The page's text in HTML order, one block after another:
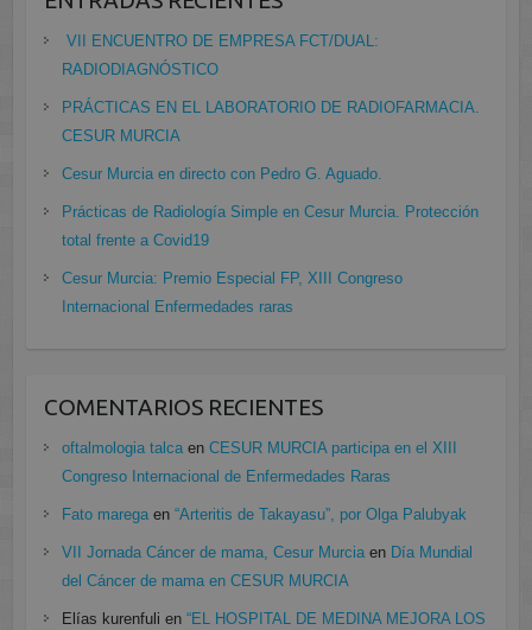
VII ENCUENTRO DE EMPRESA FCT/DUAL:
RADIODIAGNÓSTICO
PRÁCTICAS EN EL LABORATORIO DE RADIOFARMACIA.
CESUR MURCIA
Cesur Murcia en directo con Pedro G. Aguado.
Prácticas de Radiología Simple en Cesur Murcia. Protección
total frente a Covid19
Cesur Murcia: Premio Especial FP, XIII Congreso
Internacional Enfermedades raras
COMENTARIOS RECIENTES
oftalmologia talcaen CESUR MURCIA participa en el XIII
Congreso Internacional de Enfermedades Raras
Fato maregaen “Arteritis de Takayasu”, por Olga Palubyak
VII Jornada Cáncer de mama, Cesur Murciaen Día Mundial
del Cáncer de mama en CESUR MURCIA
Elías kurenfuli en “EL HOSPITAL DE MEDINA MEJORA LOS